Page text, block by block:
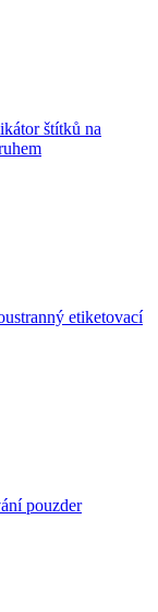
štítků na
etiketovací
pouzder